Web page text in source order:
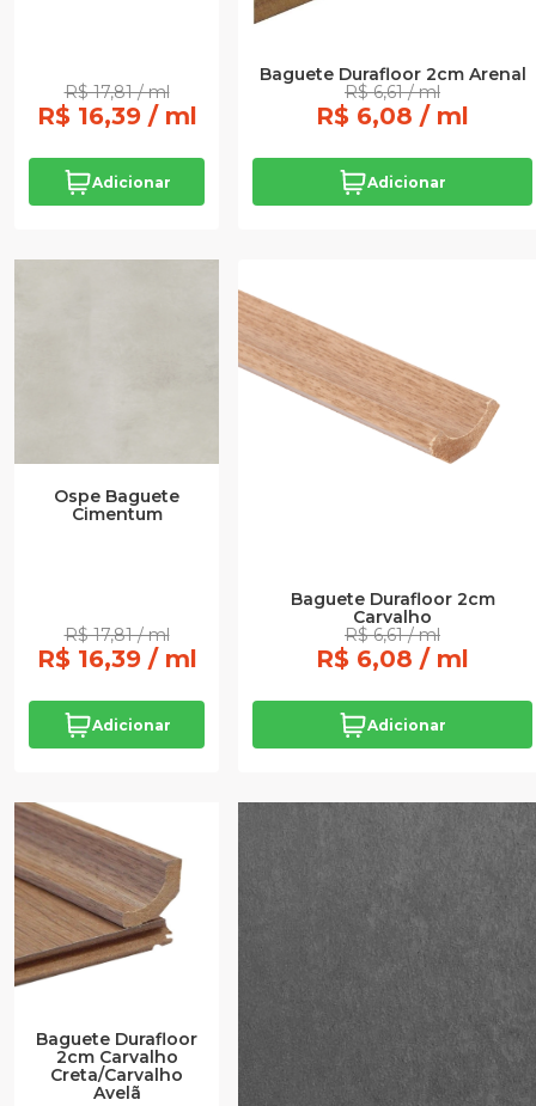
R$ 17,81 / ml
R$ 16,39 / ml
Adicionar
Baguete Durafloor 2cm Arenal
R$ 6,61 / ml
R$ 6,08 / ml
Adicionar
Ospe Baguete
Cimentum
R$ 17,81 / ml
R$ 16,39 / ml
Adicionar
Baguete Durafloor 2cm
Carvalho
R$ 6,61 / ml
R$ 6,08 / ml
Adicionar
Baguete Durafloor
2cm Carvalho
Creta/Carvalho
Avelã